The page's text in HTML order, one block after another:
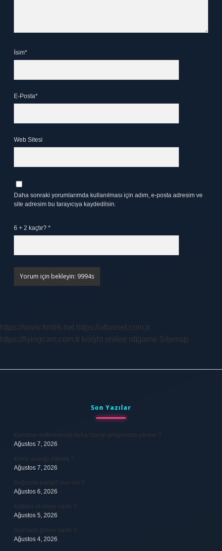
İsim*
E-Posta*
Web Sitesi
Daha sonraki yorumlarımda kullanılması için adım, e-posta adresim ve
site adresim bu tarayıcıya kaydedilsin.
6 + 2 kaçtır? *
https://www.frmtrk.net https://atlasnet.com.tr
https://flyingcam.com.tr knight online nttgame Sitemap
Son Yazılar
Kurutma makinesinde kotlar hangi programda yıkanır ?
Ağustos 7, 2026
Kimin averajı yüksek ?
Ağustos 7, 2026
Boğazda parazit olur mu ?
Ağustos 6, 2026
Kubbet-ül-İslam nedir ?
Ağustos 5, 2026
Avarların görevi nedir ?
Ağustos 4, 2026